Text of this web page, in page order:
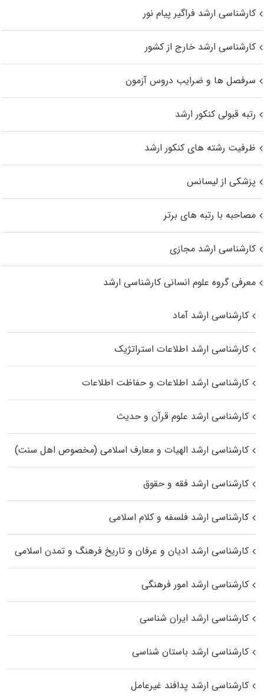
کارشناسی ارشد فراگیر پیام نور
کارشناسی ارشد خارج از کشور
سرفصل ها و ضرایب دروس آزمون
رتبه قبولی کنکور ارشد
ظرفیت رشته های کنکور ارشد
پزشکی از لیسانس
مصاحبه با رتبه های برتر
کارشناسی ارشد مجازی
معرفی گروه علوم انسانی کارشناسی ارشد
کارشناسی ارشد آماد
کارشناسی ارشد اطلاعات استراتژیک
کارشناسی ارشد اطلاعات و حفاظت اطلاعات
کارشناسی ارشد علوم قرآن و حدیث
کارشناسی ارشد الهیات و معارف اسلامی (مخصوص اهل سنت)
کارشناسی ارشد فقه و حقوق
کارشناسی ارشد فلسفه و کلام اسلامی
کارشناسی ارشد ادیان و عرفان و تاریخ فرهنگ و تمدن اسلامی
کارشناسی ارشد امور فرهنگی
کارشناسی ارشد ایران شناسی
کارشناسی ارشد باستان شناسی
کارشناسی ارشد پدافند غیرعامل